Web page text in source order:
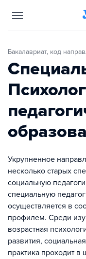
Бакалавриат, код
Укрупненное
несколько старых
социальную
специальную
осуществляется в
профилем. Среди
возрастная
развития,
практика проходит в